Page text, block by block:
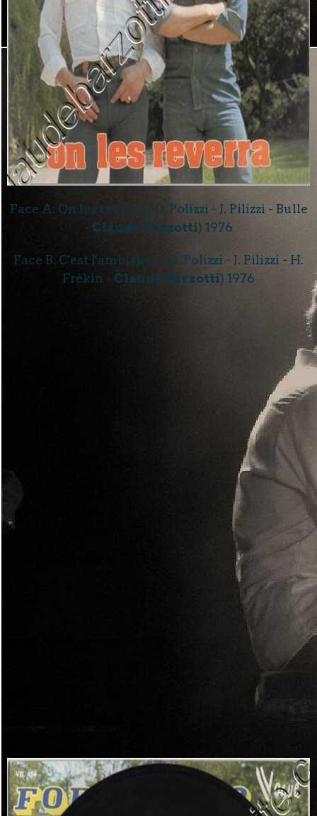
Face A: On les reverra ( D. Polizzi - J. Pilizzi - Bulle
- Claude Barzotti) 1976
Face B: C'est l'ambiance ( D. Polizzi - J. Pilizzi - H.
Frékin - Claude Barzotti) 1976